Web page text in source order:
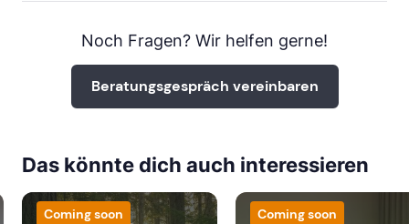
Noch Fragen? Wir helfen gerne!
Beratungsgespräch vereinbaren
Das könnte dich auch interessieren
Coming soon Coming soon